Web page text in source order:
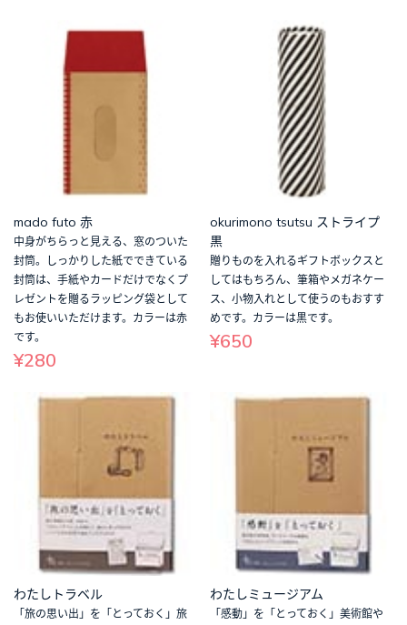
mado futo 赤
中身がちらっと見える、窓のついた
封筒。しっかりした紙でできている
封筒は、手紙やカードだけでなくプ
レゼントを贈るラッピング袋として
もお使いいただけます。カラーは赤
です。
¥280
okurimono tsutsu ストライプ
黒
贈りものを入れるギフトボックスと
してはもちろん、筆箱やメガネケー
ス、小物入れとして使うのもおすす
めです。カラーは黒です。
¥650
わたしトラベル
「旅の思い出」を「とっておく」旅
わたしミュージアム
「感動」を「とっておく」美術館や